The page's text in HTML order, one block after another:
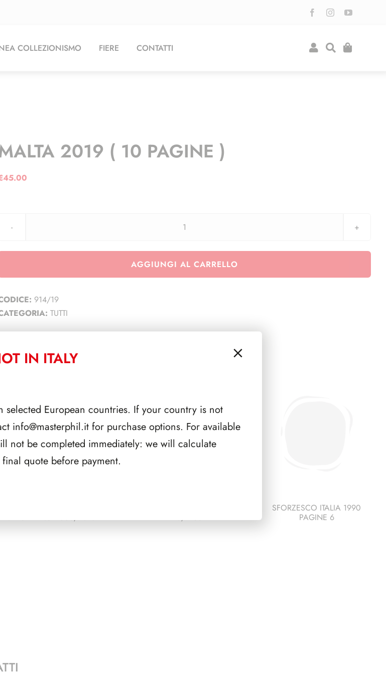
COLLEZIONISMO FIERE CONTATTI
2019 ( 10 PAGINE )
45.00
MALTA
(
AGGIUNGI AL CARRELLO
914/19
TUTTI
NAPOLITANO 2006/2013
1948/1955
SFORZESCO ITALIA 1990
PAGINE 6
IN ITALY
European countries. If your country is not
info@masterphil.itfor purchase options. For available
not be completed immediately: we will calculate
quote before payment.